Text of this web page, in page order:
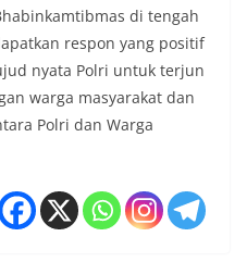
di tengah
respon yang positif
nyata Polri untuk terjun
warga masyarakat dan
Polri dan Warga